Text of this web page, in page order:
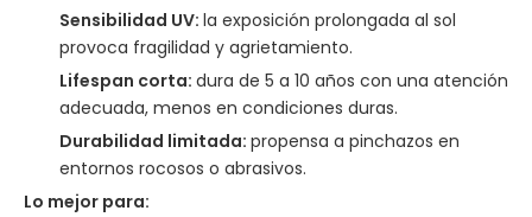
Sensibilidad UV: la exposición prolongada al sol
provoca fragilidad y agrietamiento.
Lifespan corta: dura de 5 a 10 años con una atención
adecuada, menos en condiciones duras.
Durabilidad limitada: propensa a pinchazos en
entornos rocosos o abrasivos.
Lo mejor para: